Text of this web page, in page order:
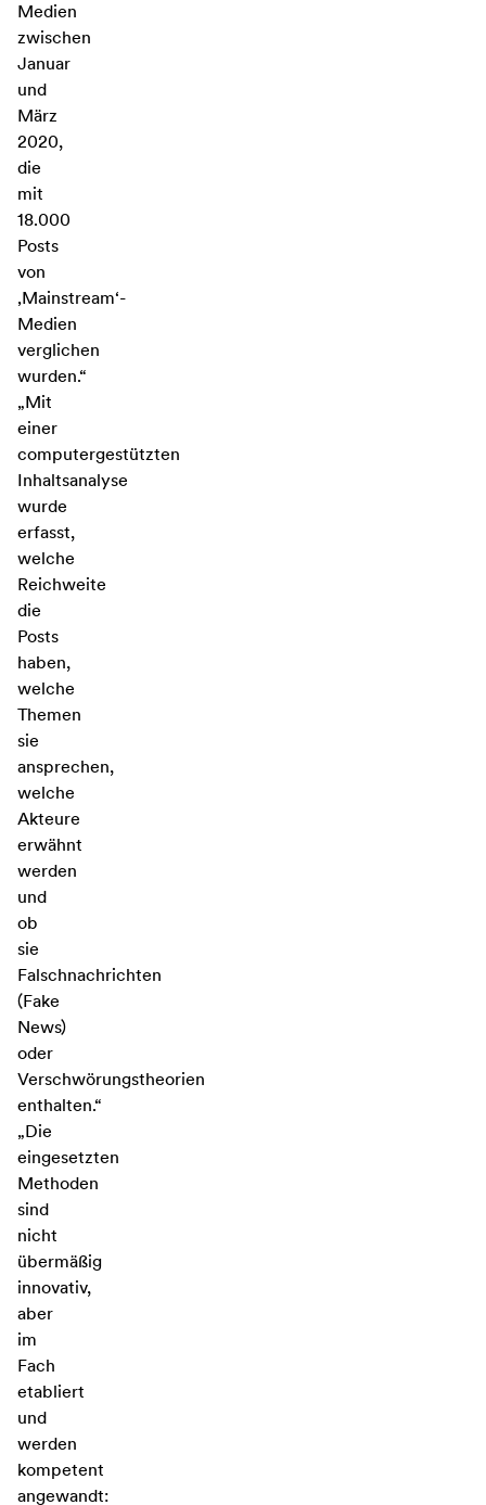
Medien
zwischen
Januar
und
März
2020,
die
mit
18.000
Posts
von
‚Mainstream‘-
Medien
verglichen
wurden.“
„Mit
einer
computergestützten
Inhaltsanalyse
wurde
erfasst,
welche
Reichweite
die
Posts
haben,
welche
Themen
sie
ansprechen,
welche
Akteure
erwähnt
werden
und
ob
sie
Falschnachrichten
(Fake
News)
oder
Verschwörungstheorien
enthalten.“
„Die
eingesetzten
Methoden
sind
nicht
übermäßig
innovativ,
aber
im
Fach
etabliert
und
werden
kompetent
angewandt: